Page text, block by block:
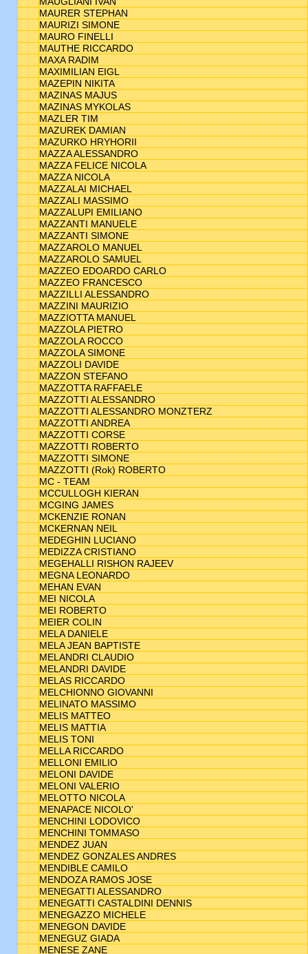
MAURER STEPHAN
MAURIZI SIMONE
MAURO FINELLI
MAUTHE RICCARDO
MAXA RADIM
MAXIMILIAN EIGL
MAZEPIN NIKITA
MAZINAS MAJUS
MAZINAS MYKOLAS
MAZLER TIM
MAZUREK DAMIAN
MAZURKO HRYHORII
MAZZA ALESSANDRO
MAZZA FELICE NICOLA
MAZZA NICOLA
MAZZALAI MICHAEL
MAZZALI MASSIMO
MAZZALUPI EMILIANO
MAZZANTI MANUELE
MAZZANTI SIMONE
MAZZAROLO MANUEL
MAZZAROLO SAMUEL
MAZZEO EDOARDO CARLO
MAZZEO FRANCESCO
MAZZILLI ALESSANDRO
MAZZINI MAURIZIO
MAZZIOTTA MANUEL
MAZZOLA PIETRO
MAZZOLA ROCCO
MAZZOLA SIMONE
MAZZOLI DAVIDE
MAZZON STEFANO
MAZZOTTA RAFFAELE
MAZZOTTI ALESSANDRO
MAZZOTTI ALESSANDRO MONZTERZ
MAZZOTTI ANDREA
MAZZOTTI CORSE
MAZZOTTI ROBERTO
MAZZOTTI SIMONE
MAZZOTTI (Rok) ROBERTO
MC - TEAM
MCCULLOGH KIERAN
MCGING JAMES
MCKENZIE RONAN
MCKERNAN NEIL
MEDEGHIN LUCIANO
MEDIZZA CRISTIANO
MEGEHALLI RISHON RAJEEV
MEGNA LEONARDO
MEHAN EVAN
MEI NICOLA
MEI ROBERTO
MEIER COLIN
MELA DANIELE
MELA JEAN BAPTISTE
MELANDRI CLAUDIO
MELANDRI DAVIDE
MELAS RICCARDO
MELCHIONNO GIOVANNI
MELINATO MASSIMO
MELIS MATTEO
MELIS MATTIA
MELIS TONI
MELLA RICCARDO
MELLONI EMILIO
MELONI DAVIDE
MELONI VALERIO
MELOTTO NICOLA
MENAPACE NICOLO'
MENCHINI LODOVICO
MENCHINI TOMMASO
MENDEZ JUAN
MENDEZ GONZALES ANDRES
MENDIBLE CAMILO
MENDOZA RAMOS JOSE
MENEGATTI ALESSANDRO
MENEGATTI CASTALDINI DENNIS
MENEGAZZO MICHELE
MENEGON DAVIDE
MENEGUZ GIADA
MENESE ZANE